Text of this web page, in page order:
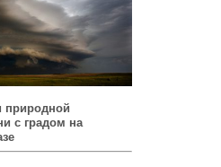
природной
с градом на